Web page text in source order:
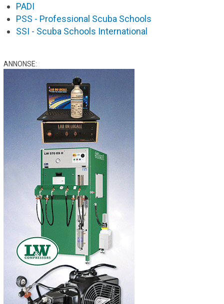
PADI
PSS - Professional Scuba Schools
SSI - Scuba Schools International
ANNONSE: